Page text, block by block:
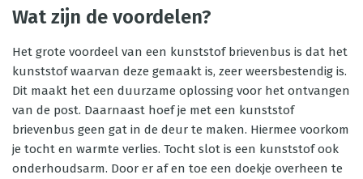
Wat zijn de voordelen?
Het grote voordeel van een kunststof brievenbus is dat het
kunststof waarvan deze gemaakt is, zeer weersbestendig is.
Dit maakt het een duurzame oplossing voor het ontvangen
van de post. Daarnaast hoef je met een kunststof
brievenbus geen gat in de deur te maken. Hiermee voorkom
je tocht en warmte verlies. Tocht slot is een kunststof ook
onderhoudsarm. Door er af en toe een doekje overheen te